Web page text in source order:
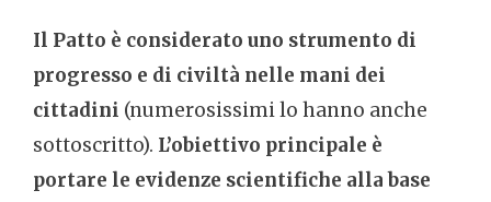
Il Patto è considerato uno strumento di
progresso e di civiltà nelle mani dei
cittadini (numerosissimi lo hanno anche
sottoscritto). L’obiettivo principale è
portare le evidenze scientifiche alla base